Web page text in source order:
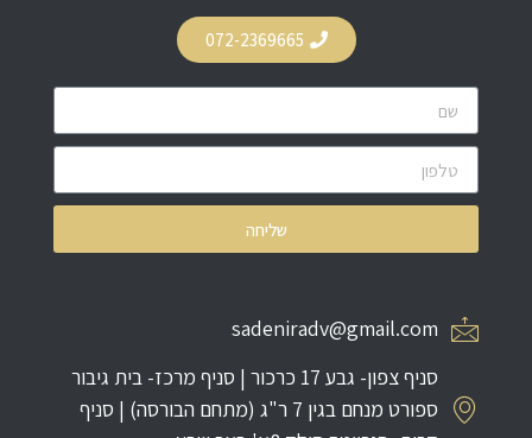
072-2369665
sadeniradv@gmail.com
סניף צפון- גבע 17 כרכור | סניף מרכז- בית גיבור
ספורט מנחם בגין 7 ר"ג (מתחם הבורסה) | סניף